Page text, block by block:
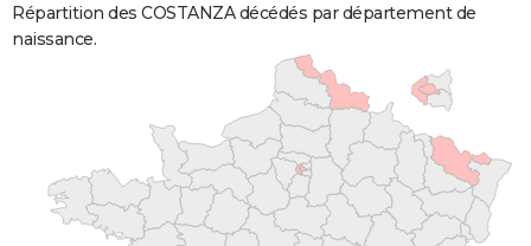
Répartition des COSTANZA décédés par département de
naissance.